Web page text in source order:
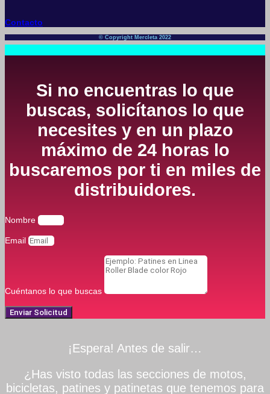
Contacto
© Copyright Mercleta 2022
Si no encuentras lo que
buscas, solicítanos lo que
necesites y en un plazo
máximo de 24 horas lo
buscaremos por ti en miles de
distribuidores.
Nombre
Email
Cuéntanos lo que buscas
Enviar Solicitud
¡Espera! Antes de salir…
¿Has visto todas las secciones de motos,
bicicletas, patines y patinetas que tenemos para